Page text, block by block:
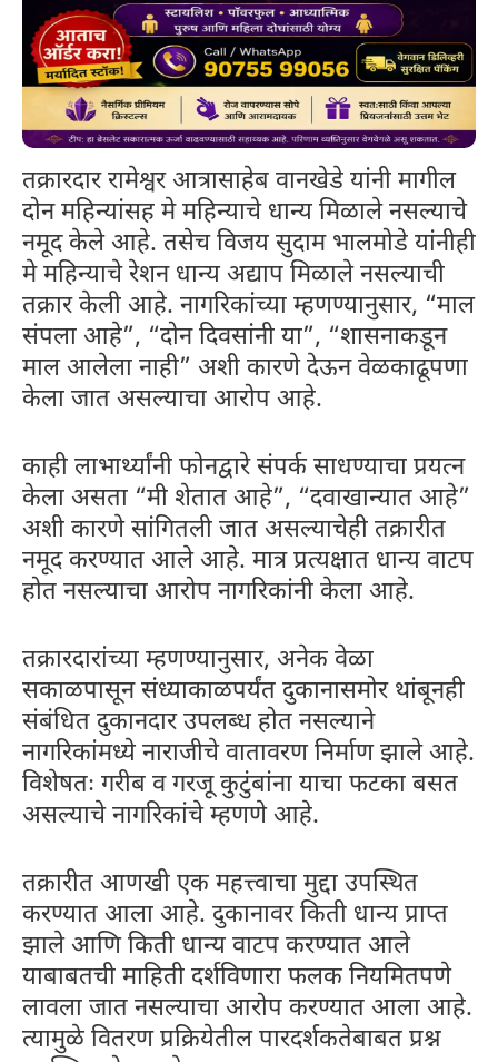
तक्रारदार रामेश्वर आत्रासाहेब वानखेडे यांनी मागील
दोन महिन्यांसह मे महिन्याचे धान्य मिळाले नसल्याचे
नमूद केले आहे. तसेच विजय सुदाम भालमोडे यांनीही
मे महिन्याचे रेशन धान्य अद्याप मिळाले नसल्याची
तक्रार केली आहे. नागरिकांच्या म्हणण्यानुसार, “माल
संपला आहे”, “दोन दिवसांनी या”, “शासनाकडून
माल आलेला नाही” अशी कारणे देऊन वेळकाढूपणा
केला जात असल्याचा आरोप आहे.
काही लाभार्थ्यांनी फोनद्वारे संपर्क साधण्याचा प्रयत्न
केला असता “मी शेतात आहे”, “दवाखान्यात आहे”
अशी कारणे सांगितली जात असल्याचेही तक्रारीत
नमूद करण्यात आले आहे. मात्र प्रत्यक्षात धान्य वाटप
होत नसल्याचा आरोप नागरिकांनी केला आहे.
तक्रारदारांच्या म्हणण्यानुसार, अनेक वेळा
सकाळपासून संध्याकाळपर्यंत दुकानासमोर थांबूनही
संबंधित दुकानदार उपलब्ध होत नसल्याने
नागरिकांमध्ये नाराजीचे वातावरण निर्माण झाले आहे.
विशेषतः गरीब व गरजू कुटुंबांना याचा फटका बसत
असल्याचे नागरिकांचे म्हणणे आहे.
तक्रारीत आणखी एक महत्त्वाचा मुद्दा उपस्थित
करण्यात आला आहे. दुकानावर किती धान्य प्राप्त
झाले आणि किती धान्य वाटप करण्यात आले
याबाबतची माहिती दर्शविणारा फलक नियमितपणे
लावला जात नसल्याचा आरोप करण्यात आला आहे.
त्यामुळे वितरण प्रक्रियेतील पारदर्शकतेबाबत प्रश्न